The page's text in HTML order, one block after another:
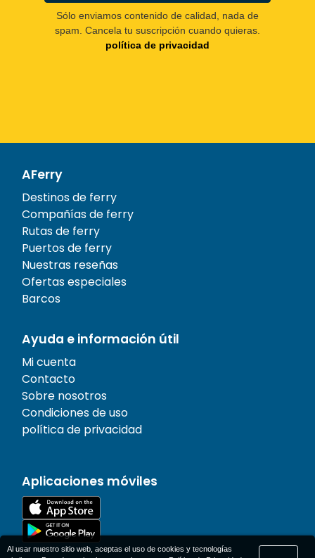
Sólo enviamos contenido de calidad, nada de
spam. Cancela tu suscripción cuando quieras.
política de privacidad
AFerry
Destinos de ferry
Compañías de ferry
Rutas de ferry
Puertos de ferry
Nuestras reseñas
Ofertas especiales
Barcos
Ayuda e información útil
Mi cuenta
Contacto
Sobre nosotros
Condiciones de uso
política de privacidad
Aplicaciones móviles
Al usar nuestro sitio web, aceptas el uso de cookies y tecnologías